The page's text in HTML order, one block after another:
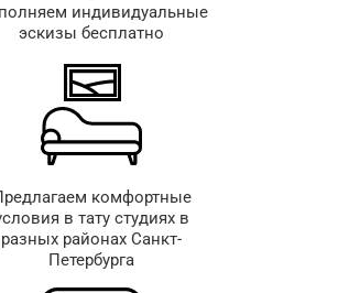
индивидуальные
эскизы бесплатно
комфортные
в тату студиях в
разных районах Санкт-
Петербурга